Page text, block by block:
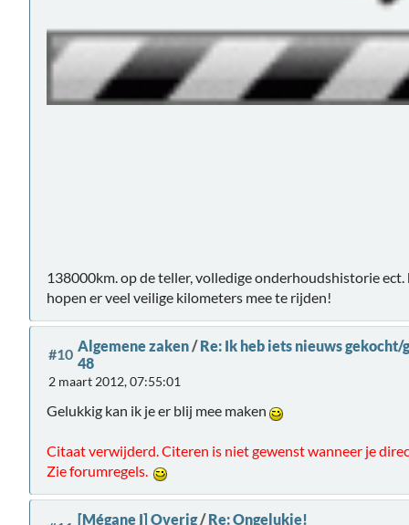
138000km. op de teller, volledige onderhoudshistorie ect.
hopen er veel veilige kilometers mee te rijden!
#10 Algemene zaken/Re: Ik heb iets nieuws
48
2 maart 2012, 07:55:01
Gelukkig kan ik je er blij mee maken
Citaat verwijderd. Citeren is niet gewenst wanneer je
Zie forumregels.
[Mégane I] Overig/Re: Ongelukje!